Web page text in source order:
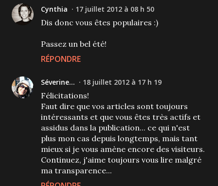
Cynthia 17 juillet 2012 à 08 h 50
Dis donc vous êtes populaires :)
Passez un bel été!
RÉPONDRE
Séverine... 18 juillet 2012 à 17 h 19
Félicitations!
Faut dire que vos articles sont toujours
intéressants et que vous êtes très actifs et
assidus dans la publication... ce qui n'est
plus mon cas depuis longtemps, mais tant
mieux si je vous amène encore des visiteurs.
Continuez, j'aime toujours vous lire malgré
ma transparence...